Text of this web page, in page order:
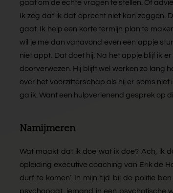
gaat om de echte vragen te stellen. Of
Ik zeg dat ik dat oprecht niet kan zeggen.
gaat. Ik help een korte termijn plan te
wil je me dan vanavond even een appje
niet appt. Dat doet hij. Na het appje blijf ik
doorverwezen. Hij blijft wel werken zo lang
over het voorzitterschap als hij er soms niet
ga ik. Want een hulpverlenend gesprek op
Namijmeren
Wat maakt dat ik doe wat ik doe? Ach, ik
opleiding executive coaching van Erik de
durf te komen’. In mijn tijd bij de politie
psychopaat, iemand in een psychotische